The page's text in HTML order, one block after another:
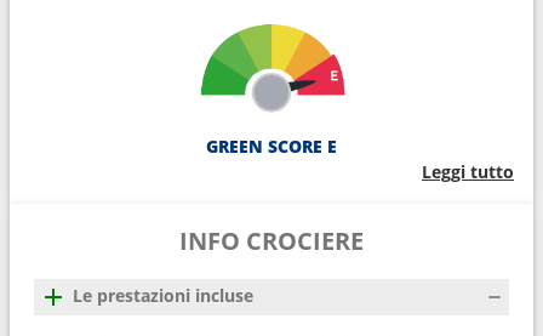
GREEN SCORE E
Leggi tutto
INFO CROCIERE
Le prestazioni incluse